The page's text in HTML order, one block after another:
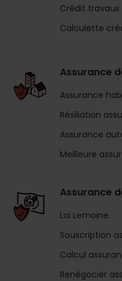
Crédit travaux
Calculette
Assurance
Assurance
Résiliation
Assurance
Meilleure
Assurance
Loi Lemoine
Souscription
Calcul
Renégocier